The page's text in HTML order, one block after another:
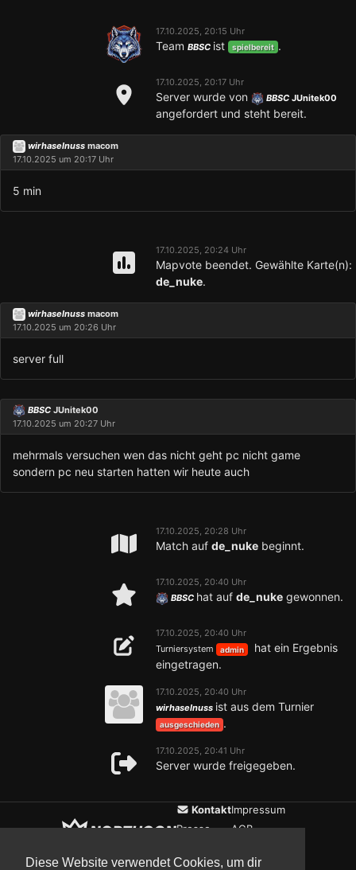
Diese Website verwendet Cookies, um dir
17.10.2025, 20:15 Uhr
Team BBSC ist spielbereit .
17.10.2025, 20:17 Uhr
Server wurde von BBSC JUnitek00
angefordert und steht bereit.
wirhaselnuss macom
17.10.2025 um 20:17 Uhr
5 min
17.10.2025, 20:24 Uhr
Mapvote beendet. Gewählte Karte(n):
de_nuke.
wirhaselnuss macom
17.10.2025 um 20:26 Uhr
server full
BBSC JUnitek00
17.10.2025 um 20:27 Uhr
mehrmals versuchen wen das nicht geht pc nicht game
sondern pc neu starten hatten wir heute auch
17.10.2025, 20:28 Uhr
Match auf de_nuke beginnt.
17.10.2025, 20:40 Uhr
BBSC hat auf de_nuke gewonnen.
17.10.2025, 20:40 Uhr
Turniersystem
admin
hat ein Ergebnis
eingetragen.
17.10.2025, 20:40 Uhr
wirhaselnuss ist aus dem Turnier
ausgeschieden .
17.10.2025, 20:41 Uhr
Server wurde freigegeben.
Kontakt
Presse
Impressum
AGB